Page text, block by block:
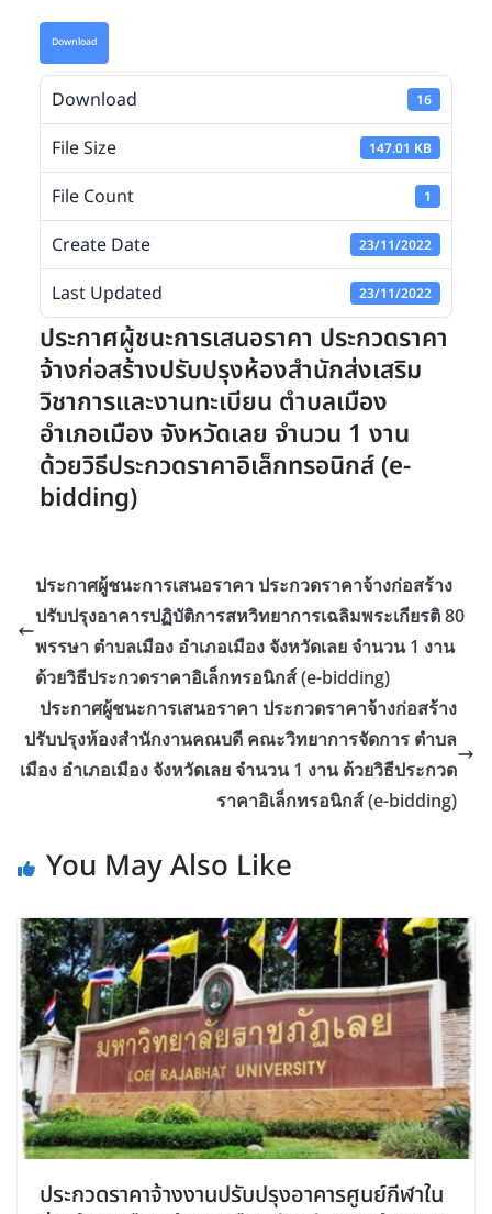
Download
Download 16
File Size 147.01 KB
File Count 1
Create Date 23/11/2022
Last Updated 23/11/2022
ประกาศผู้ชนะการเสนอราคา ประกวดราคา
จ้างก่อสร้างปรับปรุงห้องสำนักส่งเสริม
วิชาการและงานทะเบียน ตำบลเมือง
อำเภอเมือง จังหวัดเลย จำนวน 1 งาน
ด้วยวิธีประกวดราคาอิเล็กทรอนิกส์ (e-
bidding)
ประกาศผู้ชนะการเสนอราคา ประกวดราคาจ้างก่อสร้าง
ปรับปรุงอาคารปฏิบัติการสหวิทยาการเฉลิมพระเกียรติ 80
พรรษา ตำบลเมือง อำเภอเมือง จังหวัดเลย จำนวน 1 งาน
ด้วยวิธีประกวดราคาอิเล็กทรอนิกส์ (e-bidding)
ประกาศผู้ชนะการเสนอราคา ประกวดราคาจ้างก่อสร้าง
ปรับปรุงห้องสำนักงานคณบดี คณะวิทยาการจัดการ ตำบล
เมือง อำเภอเมือง จังหวัดเลย จำนวน 1 งาน ด้วยวิธีประกวด
ราคาอิเล็กทรอนิกส์ (e-bidding)
You May Also Like
ประกวดราคาจ้างงานปรับปรุงอาคารศูนย์กีฬาใน